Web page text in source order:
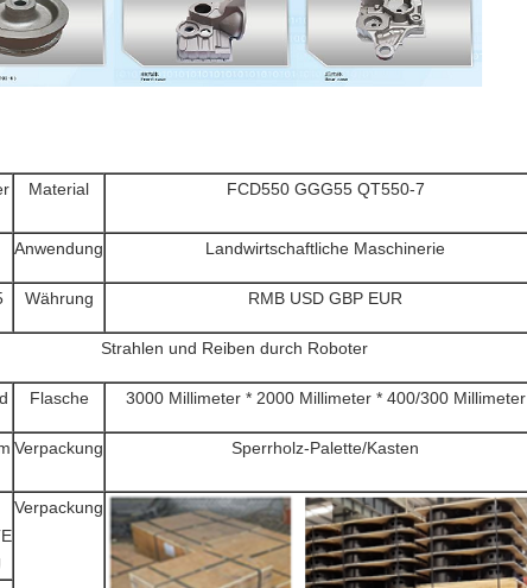
Material FCD550 GGG55 QT550-7
Anwendung Landwirtschaftliche Maschinerie
Währung RMB USD GBP EUR
Strahlen und Reiben durch Roboter
Flasche 3000 Millimeter * 2000 Millimeter * 400/300 Millimeter
Verpackung Sperrholz-Palette/Kasten
Verpackung